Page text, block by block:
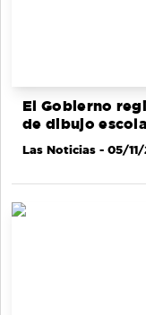
El Gobierno
de dibujo
Las Noticias - 05/11/